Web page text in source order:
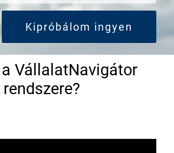
Kipróbálom ingyen
VállalatNavigátor
rendszere?